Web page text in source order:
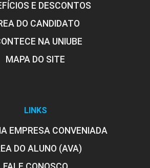
E DESCONTOS
DO CANDIDATO
NA UNIUBE
MAPA DO SITE
LINKS
EMPRESA CONVENIADA
DO ALUNO (AVA)